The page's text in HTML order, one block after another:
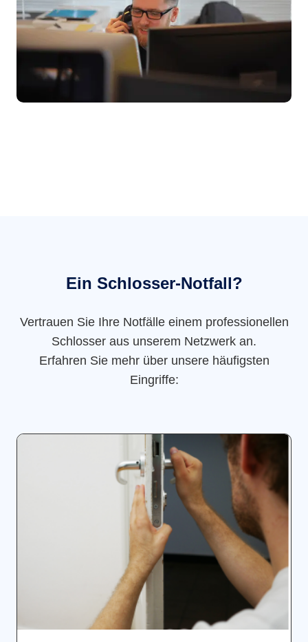
Ein Schlosser-Notfall?
Vertrauen Sie Ihre Notfälle einem professionellen
Schlosser aus unserem Netzwerk an.
Erfahren Sie mehr über unsere häufigsten
Eingriffe: